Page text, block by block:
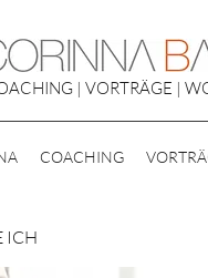
| VORTRÄGE |
ICH
COACHING